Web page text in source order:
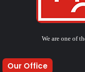
We are one of
Our Office